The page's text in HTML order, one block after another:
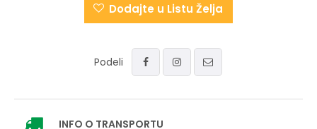
Dodajte u Listu Želja
Podeli
INFO O TRANSPORTU